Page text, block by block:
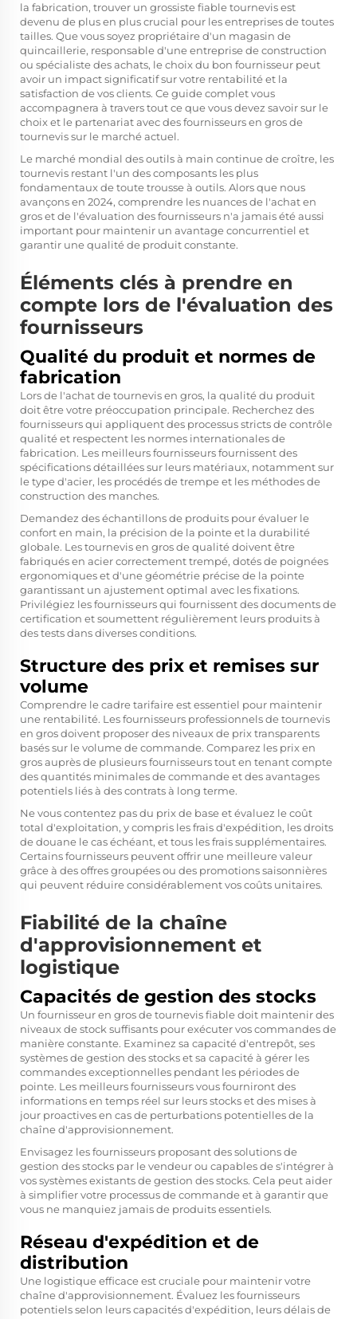
la fabrication, trouver un grossiste fiabletournevisest
devenu de plus en plus crucial pour les entreprises de toutes
tailles. Que vous soyez propriétaire d'un magasin de
quincaillerie, responsable d'une entreprise de construction
ou spécialiste des achats, le choix du bon fournisseur peut
avoir un impact significatif sur votre rentabilité et la
satisfaction de vos clients. Ce guide complet vous
accompagnera à travers tout ce que vous devez savoir sur le
choix et le partenariat avec des fournisseurs en gros de
tournevis sur le marché actuel.
Le marché mondial des outils à main continue de croître, les
tournevis restant l'un des composants les plus
fondamentaux de toute trousse à outils. Alors que nous
avançons en 2024, comprendre les nuances de l'achat en
gros et de l'évaluation des fournisseurs n'a jamais été aussi
important pour maintenir un avantage concurrentiel et
garantir une qualité de produit constante.
Éléments clés à prendre en
compte lors de l'évaluation des
fournisseurs
Qualité du produit et normes de
fabrication
Lors de l'achat de tournevis en gros, la qualité du produit
doit être votre préoccupation principale. Recherchez des
fournisseurs qui appliquent des processus stricts de contrôle
qualité et respectent les normes internationales de
fabrication. Les meilleurs fournisseurs fournissent des
spécifications détaillées sur leurs matériaux, notamment sur
le type d'acier, les procédés de trempe et les méthodes de
construction des manches.
Demandez des échantillons de produits pour évaluer le
confort en main, la précision de la pointe et la durabilité
globale. Les tournevis en gros de qualité doivent être
fabriqués en acier correctement trempé, dotés de poignées
ergonomiques et d'une géométrie précise de la pointe
garantissant un ajustement optimal avec les fixations.
Privilégiez les fournisseurs qui fournissent des documents de
certification et soumettent régulièrement leurs produits à
des tests dans diverses conditions.
Structure des prix et remises sur
volume
Comprendre le cadre tarifaire est essentiel pour maintenir
une rentabilité. Les fournisseurs professionnels de tournevis
en gros doivent proposer des niveaux de prix transparents
basés sur le volume de commande. Comparez les prix en
gros auprès de plusieurs fournisseurs tout en tenant compte
des quantités minimales de commande et des avantages
potentiels liés à des contrats à long terme.
Ne vous contentez pas du prix de base et évaluez le coût
total d'exploitation, y compris les frais d'expédition, les droits
de douane le cas échéant, et tous les frais supplémentaires.
Certains fournisseurs peuvent offrir une meilleure valeur
grâce à des offres groupées ou des promotions saisonnières
qui peuvent réduire considérablement vos coûts unitaires.
Fiabilité de la chaîne
d'approvisionnement et
logistique
Capacités de gestion des stocks
Un fournisseur en gros de tournevis fiable doit maintenir des
niveaux de stock suffisants pour exécuter vos commandes de
manière constante. Examinez sa capacité d'entrepôt, ses
systèmes de gestion des stocks et sa capacité à gérer les
commandes exceptionnelles pendant les périodes de
pointe. Les meilleurs fournisseurs vous fourniront des
informations en temps réel sur leurs stocks et des mises à
jour proactives en cas de perturbations potentielles de la
chaîne d'approvisionnement.
Envisagez les fournisseurs proposant des solutions de
gestion des stocks par le vendeur ou capables de s'intégrer à
vos systèmes existants de gestion des stocks. Cela peut aider
à simplifier votre processus de commande et à garantir que
vous ne manquiez jamais de produits essentiels.
Réseau d'expédition et de
distribution
Une logistique efficace est cruciale pour maintenir votre
chaîne d'approvisionnement. Évaluez les fournisseurs
potentiels selon leurs capacités d'expédition, leurs délais de